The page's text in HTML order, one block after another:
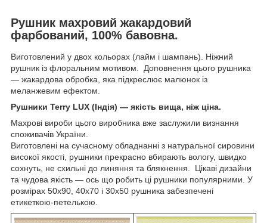
Рушник махровий жакардовий
фарбований, 100% бавовна.
Виготовлений у двох кольорах (лайм і шампань). Ніжний
рушник із флоральним мотивом. Доповнення цього рушника
— жакардова обробка, яка підкреслює малюнок із
меланжевим ефектом.
Рушники Terry LUX (Індія) — якість вища, ніж ціна.
Махрові вироби цього виробника вже заслужили визнання
споживачів України.
Виготовлені на сучасному обладнанні з натуральної сировини
високої якості, рушники прекрасно вбирають вологу, швидко
сохнуть, не схильні до линяння та блякнення. Цікаві дизайни
та чудова якість — ось що робить ці рушники популярними. У
розмірах 50х90, 40х70 і 30х50 рушника забезпечені
етикеткою-петелькою.